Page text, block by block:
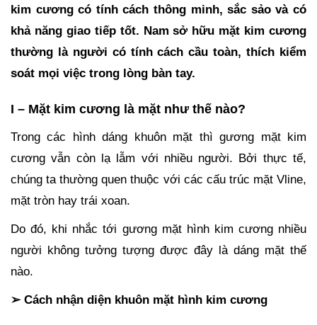
kim cương có tính cách thông minh, sắc sảo và có
khả năng giao tiếp tốt. Nam sở hữu mặt kim cương
thường là người có tính cách cầu toàn, thích kiểm
soát mọi việc trong lòng bàn tay.
I – Mặt kim cương là mặt như thế nào?
Trong các hình dáng khuôn mặt thì gương mặt kim
cương vẫn còn lạ lẫm với nhiều người. Bởi thực tế,
chúng ta thường quen thuộc với các cấu trúc mặt Vline,
mặt tròn hay trái xoan.
Do đó, khi nhắc tới gương mặt hình kim cương nhiều
người không tưởng tượng được đây là dáng mặt thế
nào.
➢ Cách nhận diện khuôn mặt hình kim cương